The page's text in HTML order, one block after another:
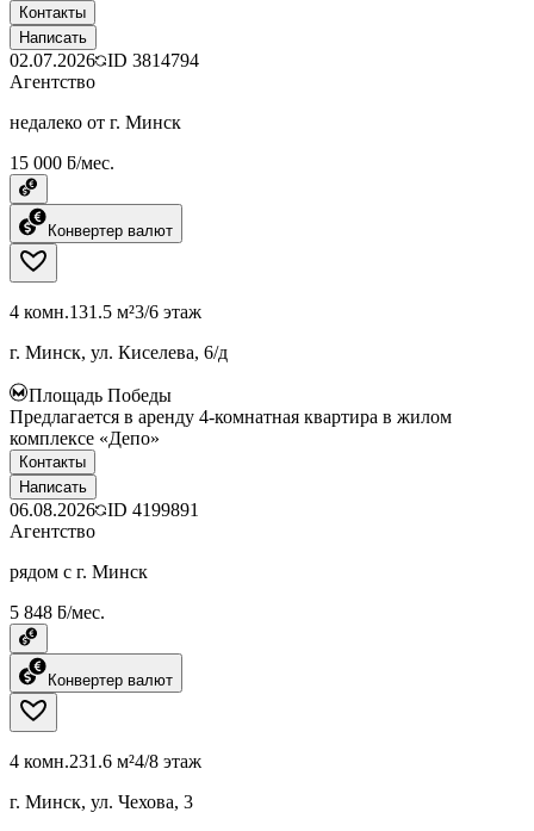
Контакты
Написать
02.07.2026 ID 3814794
Агентство
недалеко от г. Минск
15 000 ƃ/мес.
Конвертер валют
4 комн.131.5 м²3/6 этаж
г. Минск, ул. Киселева, 6/д
Площадь Победы
Предлагается в аренду 4-комнатная квартира в жилом
комплексе «Депо»
Контакты
Написать
06.08.2026 ID 4199891
Агентство
рядом с г. Минск
5 848 ƃ/мес.
Конвертер валют
4 комн.231.6 м²4/8 этаж
г. Минск, ул. Чехова, 3